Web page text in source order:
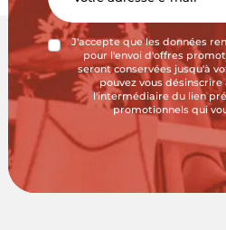
J'accepte que les données
pour l'envoi d'offres
seront conservées jusqu'à
pouvez vous
l'intermédiaire du lien
promotionnels qui